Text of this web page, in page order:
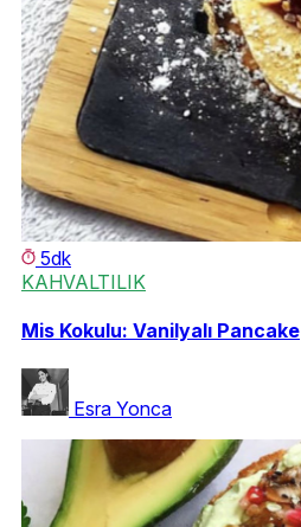
5dk
KAHVALTILIK
Mis Kokulu: Vanilyalı Pancake
Esra Yonca